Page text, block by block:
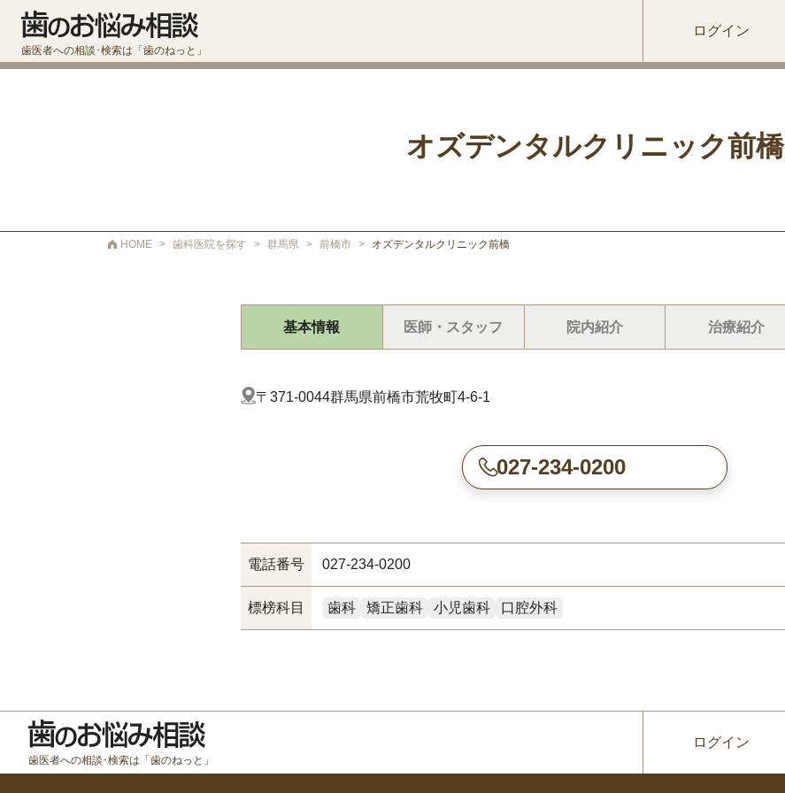
歯医者への相談･検索は「歯のねっと」
ログイン
オズデンタルクリニック前橋
HOME > 歯科医院を探す > 群馬県 > 前橋市 > オズデンタルクリニック前橋
基本情報 医師・スタッフ 院内紹介 治療紹介
〒371-0044群馬県前橋市荒牧町4-6-1
027-234-0200
電話番号 027-234-0200
標榜科目 歯科 矯正歯科 小児歯科 口腔外科
歯医者への相談･検索は「歯のねっと」
ログイン